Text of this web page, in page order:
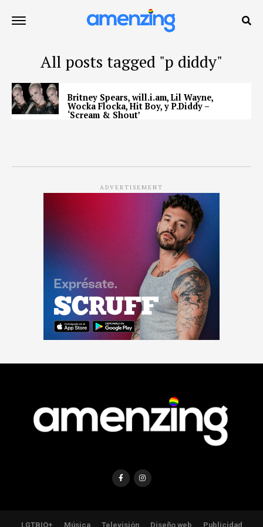
All posts tagged "p diddy"
Britney Spears, will.i.am, Lil Wayne,
Wocka Flocka, Hit Boy, y P.Diddy –
‘Scream & Shout’
ADVERTISEMENT
LGTBIQ+ Música Televisión Diseño web Publicidad